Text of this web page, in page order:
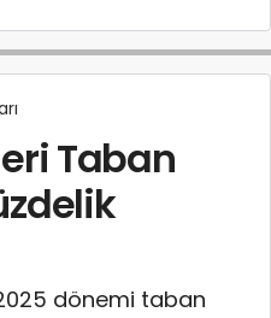
Taban
dönemi taban